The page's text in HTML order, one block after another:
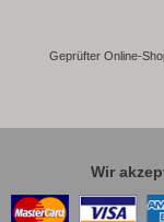
Geprüfter Online-
Wir